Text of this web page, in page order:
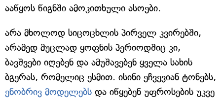
ააწყოს წიგნში ამოკითხული ასოები.
არა მხოლოდ სიცოცხლის პირველ კვირებში,
არამედ მუცლად ყოფნის პერიოდშიც კი,
ბავშვები იღებენ და ამუშავებენ ყველა სახის
ბგერას, რომელიც ესმით. ისინი ეჩვევიან ტონებს,
ენობრივ მოდელებს და იწყებენ უფროსების უკვე